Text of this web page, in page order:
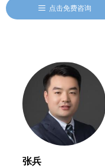
张兵
끀 点击免费咨询